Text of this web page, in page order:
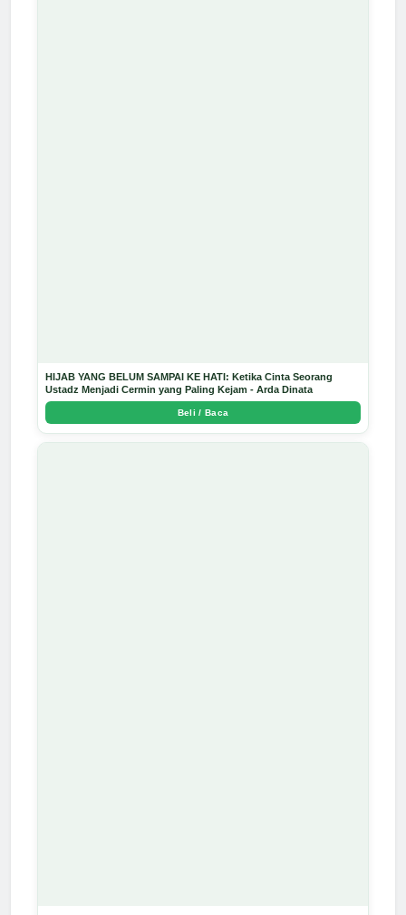
HIJAB YANG BELUM SAMPAI KE HATI: Ketika Cinta Seorang
Ustadz Menjadi Cermin yang Paling Kejam - Arda Dinata
Beli / Baca